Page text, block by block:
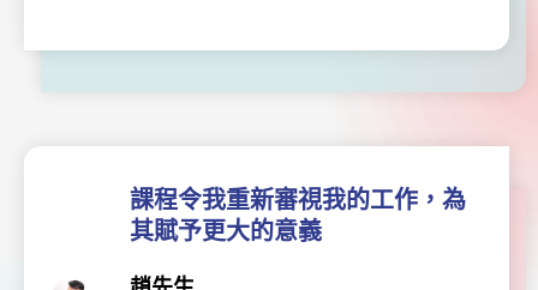
課程令我重新審視我的工作，為
其賦予更大的意義